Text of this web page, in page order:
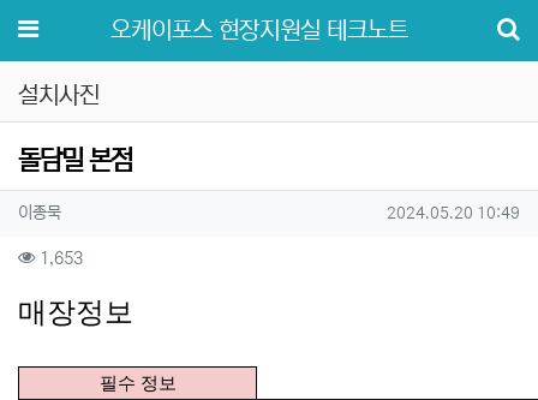
메뉴 오케이포스 현장지원실 테크노트
설치사진
돌담밀 본점
작성자 정보
이종묵작성 작성일
2024.05.20 10:49
컨텐츠 정보
1,653조회
본문
매장정보
필수 정보